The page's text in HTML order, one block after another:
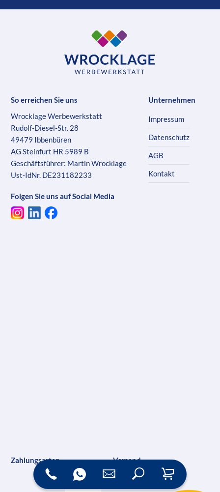
So erreichen Sie uns
Wrocklage Werbewerkstatt
Rudolf-Diesel-Str. 28
49479 Ibbenbüren
AG Steinfurt HR 5989 B
Geschäftsführer: Martin Wrocklage
Ust-IdNr. DE231182233
Folgen Sie uns auf Social Media
Unternehmen
Impressum
Datenschutz
AGB
Kontakt
Zahlungsarten Versand